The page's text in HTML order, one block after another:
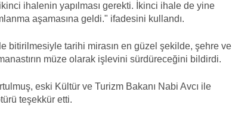
ihalenin yapılması gerekti. İkinci ihale de yine
aşamasına geldi." ifadesini kullandı.
bitirilmesiyle tarihi mirasın en güzel şekilde, şehre ve
müze olarak işlevini sürdüreceğini bildirdi.
eski Kültür ve Turizm Bakanı Nabi Avcı ile
teşekkür etti.